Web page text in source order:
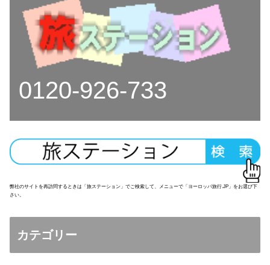
0120-926-733
弊社のサイトを再訪問するときは「旅ステーション」でご検索して、メニューで「ヨーロッパ旅行.JP」をお選び下
さい。
カテゴリー